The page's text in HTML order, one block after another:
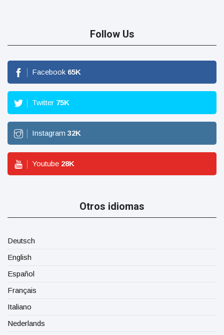
Follow Us
Facebook 65K
Twitter 75K
Instagram 32K
Youtube 28K
Otros idiomas
Deutsch
English
Español
Français
Italiano
Nederlands